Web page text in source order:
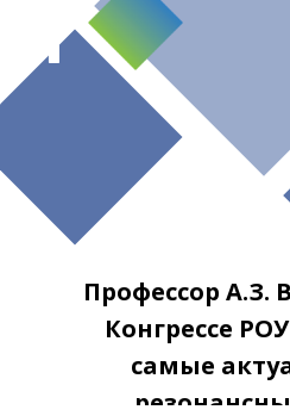
Профессор А.З.
Конгрессе
самые